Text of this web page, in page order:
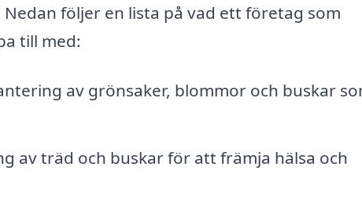
följer en lista på vad ett företag som
till med:
av grönsaker, blommor och buskar
av träd och buskar för att främja hälsa och